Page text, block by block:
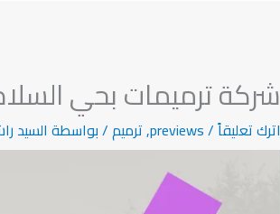
شركة ترميمات بحي
اترك تعليقاً/
previews
,ترميم/ بواسطة السيد